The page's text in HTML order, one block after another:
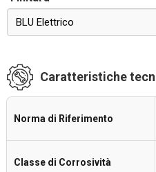
BLU Elettrico
Caratteristiche
Norma di Riferimento
Classe di Corrosività